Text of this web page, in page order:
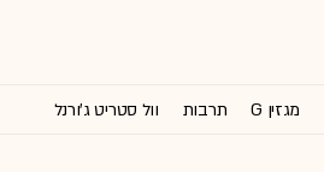
מגזין G תרבות וול סטריט ג'ורנל